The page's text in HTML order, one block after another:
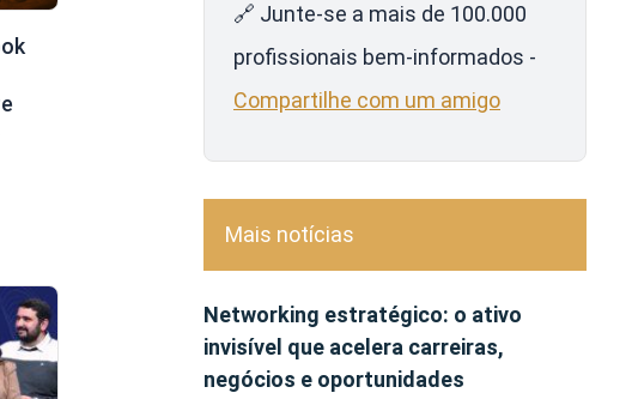
🔗 Junte-se a mais de 100.000
profissionais bem-informados -
Compartilhe com um amigo
Mais notícias
Networking estratégico: o ativo
invisível que acelera carreiras,
negócios e oportunidades